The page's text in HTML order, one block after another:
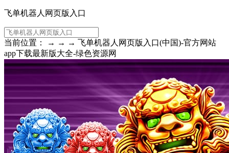
飞单机器人网页版入口
当前位置： → → → 飞单机器人网页版入口(中国)-官方网站
app下载最新版大全-绿色资源网